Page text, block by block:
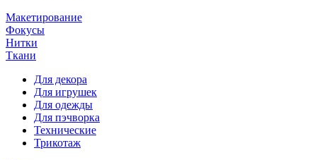
Макетирование
Фокусы
Нитки
Ткани
Для декора
Для игрушек
Для одежды
Для пэчворка
Технические
Трикотаж